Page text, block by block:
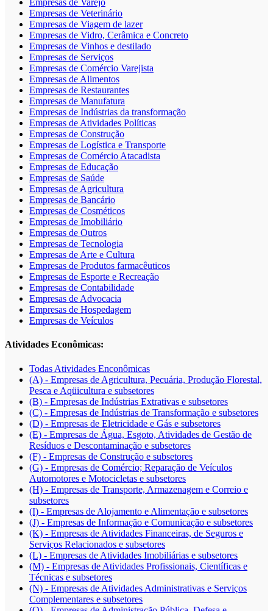
Empresas de Varejo
Empresas de Veterinário
Empresas de Viagem de lazer
Empresas de Vidro, Cerâmica e Concreto
Empresas de Vinhos e destilado
Empresas de Serviços
Empresas de Comércio Varejista
Empresas de Alimentos
Empresas de Restaurantes
Empresas de Manufatura
Empresas de Indústrias da transformação
Empresas de Atividades Políticas
Empresas de Construção
Empresas de Logística e Transporte
Empresas de Comércio Atacadista
Empresas de Educação
Empresas de Saúde
Empresas de Agricultura
Empresas de Bancário
Empresas de Cosméticos
Empresas de Imobiliário
Empresas de Outros
Empresas de Tecnologia
Empresas de Arte e Cultura
Empresas de Produtos farmacêuticos
Empresas de Esporte e Recreação
Empresas de Contabilidade
Empresas de Advocacia
Empresas de Hospedagem
Empresas de Veículos
Atividades Econômicas:
Todas Atividades Enconômicas
(A) - Empresas de Agricultura, Pecuária, Produção Florestal,
Pesca e Aqüicultura e subsetores
(B) - Empresas de Indústrias Extrativas e subsetores
(C) - Empresas de Indústrias de Transformação e subsetores
(D) - Empresas de Eletricidade e Gás e subsetores
(E) - Empresas de Água, Esgoto, Atividades de Gestão de
Resíduos e Descontaminação e subsetores
(F) - Empresas de Construção e subsetores
(G) - Empresas de Comércio; Reparação de Veículos
Automotores e Motocicletas e subsetores
(H) - Empresas de Transporte, Armazenagem e Correio e
subsetores
(I) - Empresas de Alojamento e Alimentação e subsetores
(J) - Empresas de Informação e Comunicação e subsetores
(K) - Empresas de Atividades Financeiras, de Seguros e
Serviços Relacionados e subsetores
(L) - Empresas de Atividades Imobiliárias e subsetores
(M) - Empresas de Atividades Profissionais, Científicas e
Técnicas e subsetores
(N) - Empresas de Atividades Administrativas e Serviços
Complementares e subsetores